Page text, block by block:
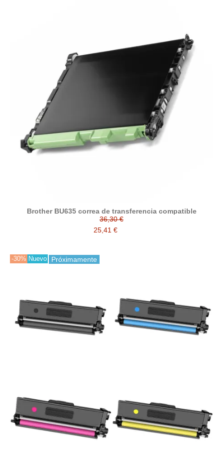
Brother BU635 correa de transferencia compatible
36,30 €
25,41 €
-30% Nuevo Próximamente